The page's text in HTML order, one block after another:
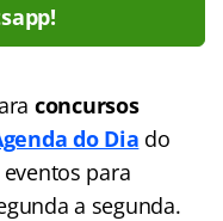
concursos
do Dia do
para
a segunda.